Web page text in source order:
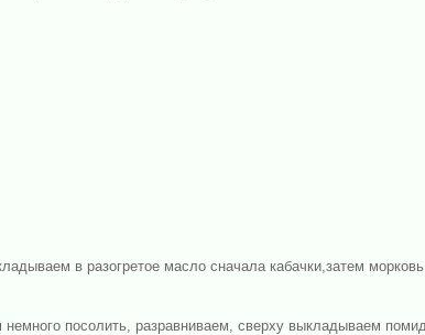
в разогретое масло сначала кабачки,затем
посолить, разравниваем, сверху выкладываем